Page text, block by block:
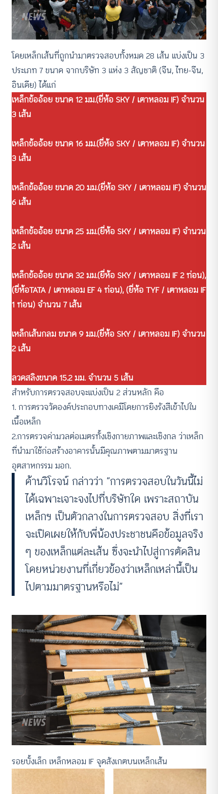
โดยเหล็กเส้นที่ถูกนำมาตรวจสอบทั้งหมด 28 เส้น แบ่งเป็น 3
ประเภท 7 ขนาด จากบริษัท 3 แห่ง 3 สัญชาติ (จีน, ไทย-จีน,
อินเดีย) ได้แก่⁣
เหล็กข้ออ้อย ขนาด 12 มม.⁣(ยี่ห้อ SKY / เตาหลอม IF) จำนวน
3 เส้น⁣
⁣เหล็กข้ออ้อย ขนาด 16 มม.⁣(ยี่ห้อ SKY / เตาหลอม IF) จำนวน
3 เส้น⁣
⁣เหล็กข้ออ้อย ขนาด 20 มม.⁣(ยี่ห้อ SKY / เตาหลอม IF) จำนวน
6 เส้น⁣
⁣เหล็กข้ออ้อย ขนาด 25 มม.⁣(ยี่ห้อ SKY / เตาหลอม IF) จำนวน
2 เส้น⁣
⁣เหล็กข้ออ้อย ขนาด 32 มม.⁣(ยี่ห้อ SKY / เตาหลอม IF 2 ท่อน),
(ยี่ห้อTATA / เตาหลอม EF 4 ท่อน), (ยี่ห้อ TYF / เตาหลอม IF
1 ท่อน) จำนวน 7 เส้น⁣
⁣เหล็กเส้นกลม ขนาด 9 มม.⁣(ยี่ห้อ SKY / เตาหลอม IF) จำนวน
2 เส้น⁣
⁣ลวดสลิงขนาด 15.2 มม.⁣ จำนวน 5 เส้น⁣
สำหรับการตรวจสอบจะแบ่งเป็น 2 ส่วนหลัก คือ
1. การตรวจวัดองค์ประกอบทางเคมีโดยการยิงรังสีเข้าไปใน
เนื้อเหล็ก
2.การตรวจค่ามวลต่อเมตรทั้งเชิงกายภาพและเชิงกล ว่าเหล็ก
ที่นำมาใช้ก่อสร้างอาคารนั้นมีคุณภาพตามมาตรฐาน
อุตสาหกรรม มอก.
ด้านวิโรจน์ กล่าวว่า “การตรวจสอบในวันนี้ไม่
ได้เฉพาะเจาะจงไปที่บริษัทใด เพราะสถาบัน
เหล็กฯ เป็นตัวกลางในการตรวจสอบ สิ่งที่เรา
จะเปิดเผยให้กับพี่น้องประชาชนคือข้อมูลจริง
ๆ ของเหล็กแต่ละเส้น ซึ่งจะนำไปสู่การตัดสิน
โดยหน่วยงานที่เกี่ยวข้องว่าเหล็กเหล่านี้เป็น
ไปตามมาตรฐานหรือไม่”
รอยบั้งเล็ก เหล็กหลอม IF จุดสังเกตบนเหล็กเส้น